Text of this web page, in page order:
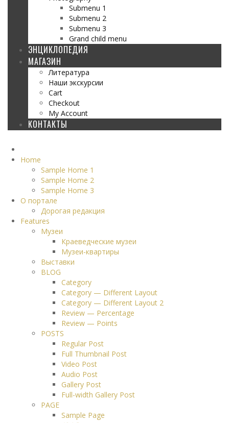
Submenu 1
Submenu 2
Submenu 3
Grand child menu
ЭНЦИКЛОПЕДИЯ
МАГАЗИН
Литература
Наши экскурсии
Cart
Checkout
My Account
КОНТАКТЫ
Home
Sample Home 1
Sample Home 2
Sample Home 3
О портале
Дорогая редакция
Features
Музеи
Краеведческие музеи
Музеи-квартиры
Выставки
BLOG
Category
Category — Different Layout
Category — Different Layout 2
Review — Percentage
Review — Points
POSTS
Regular Post
Full Thumbnail Post
Video Post
Audio Post
Gallery Post
Full-width Gallery Post
PAGE
Sample Page